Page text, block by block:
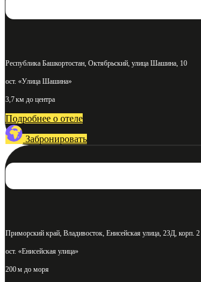
Республика Башкортостан, Октябрьский, улица Шашина, 10
ост. «Улица Шашина»
3,7 км до центра
Подробнее о отеле
Забронировать
Приморский край, Владивосток, Енисейская улица, 23Д, корп. 2
ост. «Енисейская улица»
200 м до моря